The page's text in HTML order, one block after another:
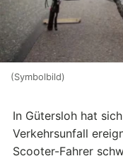
(Symbolbild)
In Gütersloh hat
Verkehrsunfall
Scooter-Fahrer